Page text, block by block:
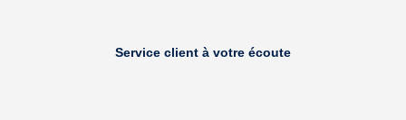
Service client à votre écoute